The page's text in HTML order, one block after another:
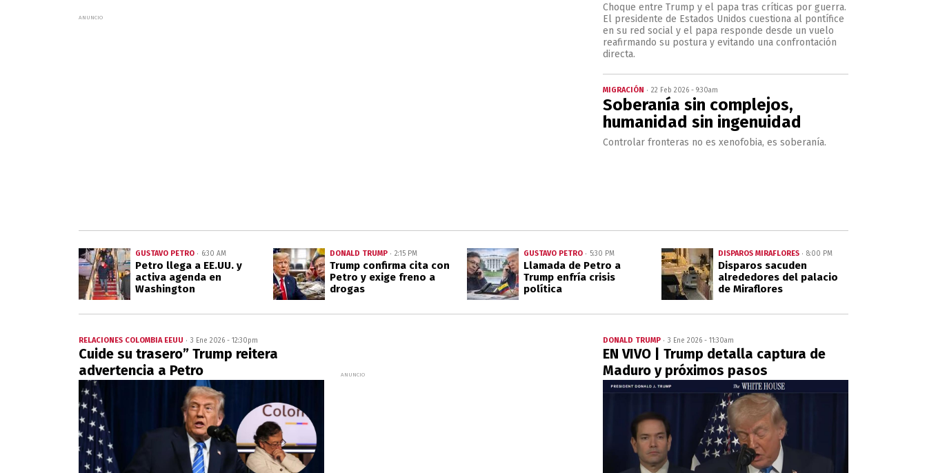
Choque entre Trump y el papa tras críticas por guerra.
El presidente de Estados Unidos cuestiona al pontífice
en su red social y el papa responde desde un vuelo
reafirmando su postura y evitando una confrontación
directa.
MIGRACIÓN 22 Feb 2026 - 9:30am
Soberanía sin complejos,
humanidad sin ingenuidad
Controlar fronteras no es xenofobia, es soberanía.
GUSTAVO PETRO 6:30 AM
Petro llega a EE.UU. y
activa agenda en
Washington
DONALD TRUMP 2:15 PM
Trump confirma cita con
Petro y exige freno a
drogas
GUSTAVO PETRO 5:30 PM
Llamada de Petro a
Trump enfría crisis
política
DISPAROS MIRAFLORES 8:00 PM
Disparos sacuden
alrededores del palacio
de Miraflores
RELACIONES COLOMBIA EEUU 3 Ene 2026 - 12:30pm
Cuide su trasero” Trump reitera
advertencia a Petro
DONALD TRUMP 3 Ene 2026 - 11:30am
EN VIVO | Trump detalla captura de
Maduro y próximos pasos